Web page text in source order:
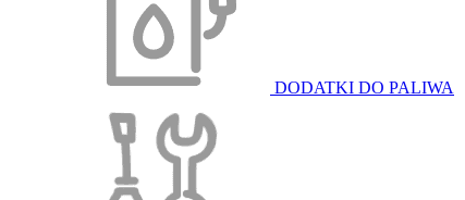
DODATKI DO PALIWA